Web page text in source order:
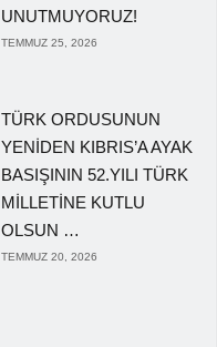
UNUTMUYORUZ!
TEMMUZ 25, 2026
TÜRK ORDUSUNUN
YENİDEN KIBRIS’A AYAK
BASIŞININ 52.YILI TÜRK
MİLLETİNE KUTLU
OLSUN …
TEMMUZ 20, 2026